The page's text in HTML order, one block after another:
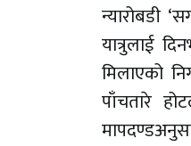
न्यारोबडी
यात्रुलाई
मिलाएको
पाँचतारे